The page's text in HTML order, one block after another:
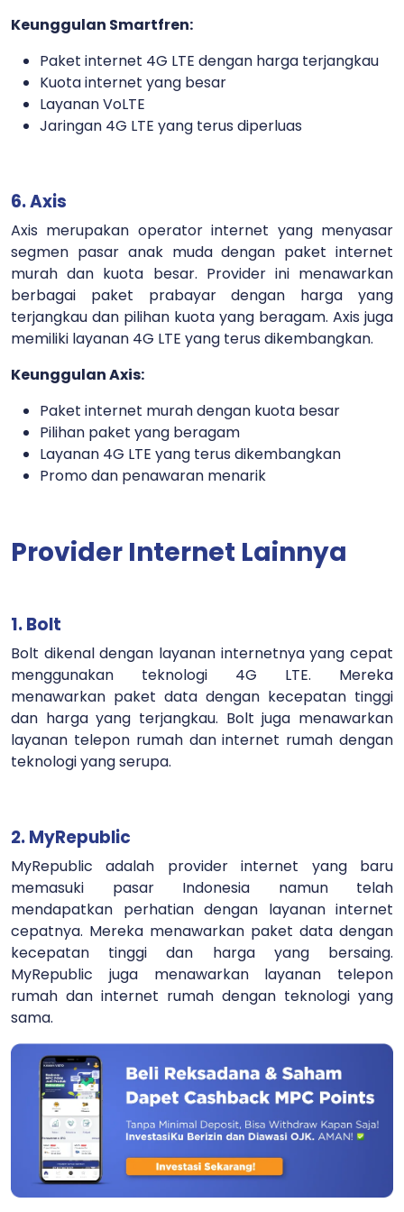
Keunggulan Smartfren:
Paket internet 4G LTE dengan harga terjangkau
Kuota internet yang besar
Layanan VoLTE
Jaringan 4G LTE yang terus diperluas
6. Axis
Axis merupakan operator internet yang menyasar
segmen pasar anak muda dengan paket internet
murah dan kuota besar. Provider ini menawarkan
berbagai paket prabayar dengan harga yang
terjangkau dan pilihan kuota yang beragam. Axis juga
memiliki layanan 4G LTE yang terus dikembangkan.
Keunggulan Axis:
Paket internet murah dengan kuota besar
Pilihan paket yang beragam
Layanan 4G LTE yang terus dikembangkan
Promo dan penawaran menarik
Provider Internet Lainnya
1. Bolt
Bolt dikenal dengan layanan internetnya yang cepat
menggunakan teknologi 4G LTE. Mereka
menawarkan paket data dengan kecepatan tinggi
dan harga yang terjangkau. Bolt juga menawarkan
layanan telepon rumah dan internet rumah dengan
teknologi yang serupa.
2. MyRepublic
MyRepublic adalah provider internet yang baru
memasuki pasar Indonesia namun telah
mendapatkan perhatian dengan layanan internet
cepatnya. Mereka menawarkan paket data dengan
kecepatan tinggi dan harga yang bersaing.
MyRepublic juga menawarkan layanan telepon
rumah dan internet rumah dengan teknologi yang
sama.